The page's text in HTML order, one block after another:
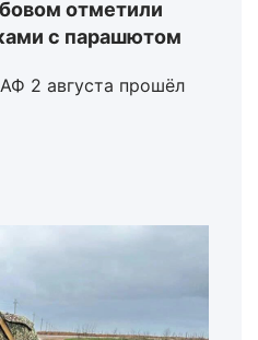
отметили
с парашютом
2 августа прошёл